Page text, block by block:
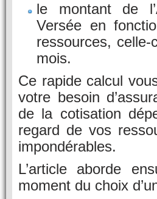
le montant de
Versée en
ressources,
mois.
Ce rapide calcul
votre besoin
de la cotisation
regard de vos
impondérables.
L’article aborde
moment du choix